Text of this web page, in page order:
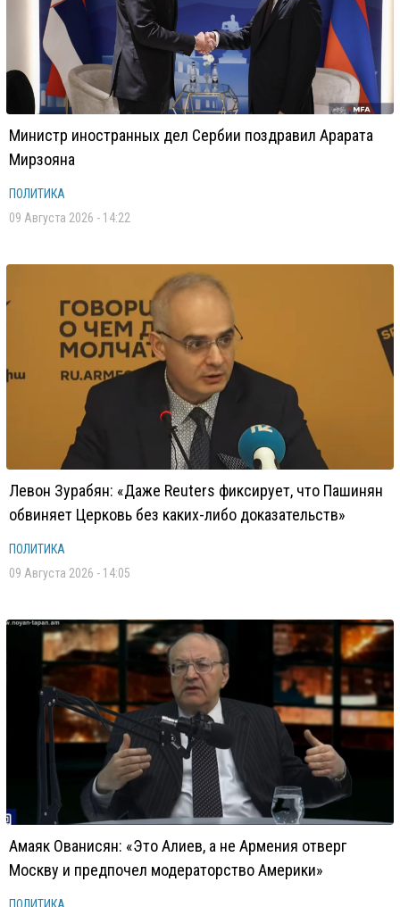
Министр иностранных дел Сербии поздравил Арарата
Мирзояна
ПОЛИТИКА
09 Августа 2026 - 14:22
Левон Зурабян: «Даже Reuters фиксирует, что Пашинян
обвиняет Церковь без каких-либо доказательств»
ПОЛИТИКА
09 Августа 2026 - 14:05
Амаяк Ованисян: «Это Алиев, а не Армения отверг
Москву и предпочел модераторство Америки»